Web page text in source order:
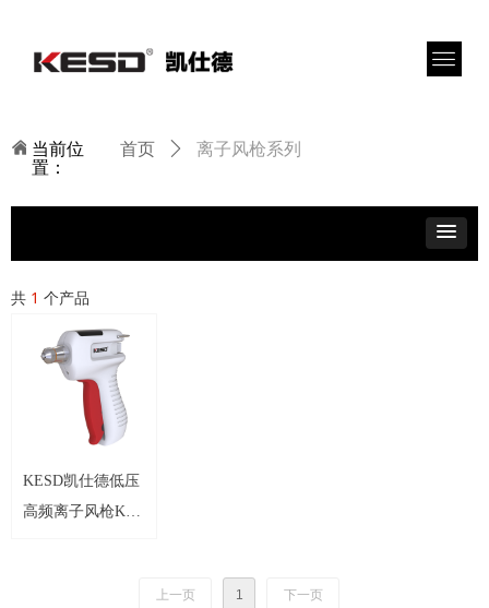
낀 当前位
置：
首页 ꄲ 离子风枪系列
共 1 个产品
KESD凯仕德低压
高频离子风枪KG-
上一页 1 下一页